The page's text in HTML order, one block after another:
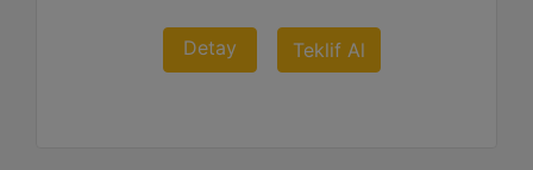
Detay Teklif Al